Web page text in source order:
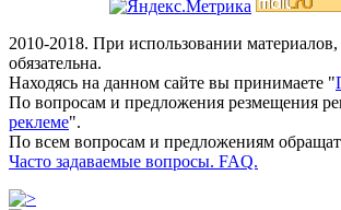
2010-2018. При использовании
обязательна.
Находясь на данном сайте вы принимаете "
По вопросам и предложения резмещения
реклеме".
По всем вопросам и предложениям
Часто задаваемые вопросы. FAQ.